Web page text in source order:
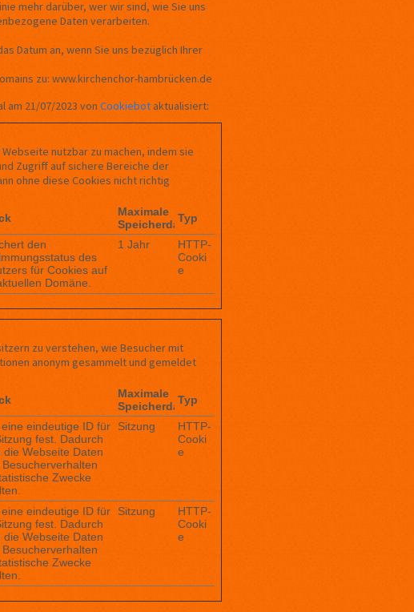
mehr darüber, wer wir sind, wie Sie uns
Daten verarbeiten.
Datum an, wenn Sie uns bezüglich Ihrer
zu: www.kirchenchor-hambrücken.de
am 21/07/2023 von Cookiebotaktualisiert:
nutzbar zu machen, indem sie
Zugriff auf sichere Bereiche der
ohne diese Cookies nicht richtig
Maximale
Speicherdauer
Typ
den
des
für Cookies auf
Domäne.
1 Jahr
HTTP-
Cooki
e
zu verstehen, wie Besucher mit
anonym gesammelt und gemeldet
Maximale
Speicherdauer
Typ
eindeutige ID für
fest. Dadurch
die Webseite Daten
Besucherverhalten
Zwecke
Sitzung
HTTP-
Cooki
e
eindeutige ID für
fest. Dadurch
die Webseite Daten
Besucherverhalten
Zwecke
Sitzung
HTTP-
Cooki
e